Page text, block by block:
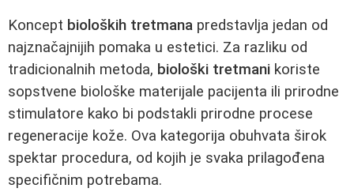
Koncept bioloških tretmana predstavlja jedan od
najznačajnijih pomaka u estetici. Za razliku od
tradicionalnih metoda, biološki tretmani koriste
sopstvene biološke materijale pacijenta ili prirodne
stimulatore kako bi podstakli prirodne procese
regeneracije kože. Ova kategorija obuhvata širok
spektar procedura, od kojih je svaka prilagođena
specifičnim potrebama.